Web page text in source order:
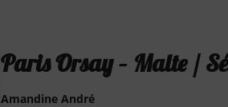
Paris Orsay – Malte /
Amandine André